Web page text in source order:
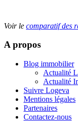
Voir le comparatif des
A propos
Blog immobilier
Actualité
Actualité
Suivre Logeva
Mentions légales
Partenaires
Contactez-nous